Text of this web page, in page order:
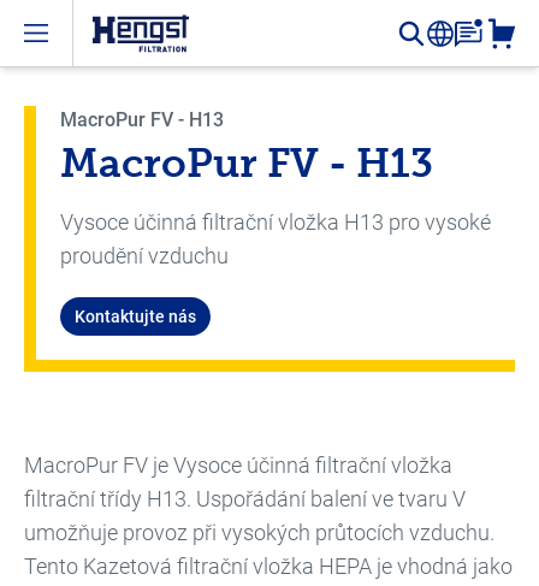
Open menu
MacroPur FV - H13
MacroPur FV - H13
Vysoce účinná filtrační vložka H13 pro vysoké
proudění vzduchu
Kontaktujte nás
MacroPur FV je Vysoce účinná filtrační vložka
filtrační třídy H13. Uspořádání balení ve tvaru V
umožňuje provoz při vysokých průtocích vzduchu.
Tento Kazetová filtrační vložka HEPA je vhodná jako